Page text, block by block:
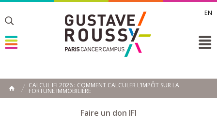
EN
Toggle
Toggle
Toggle
ACCUEIL
CALCUL IFI 2026 : COMMENT CALCULER L’IMPÔT SUR LA
FORTUNE IMMOBILIÈRE
Faire un don IFI